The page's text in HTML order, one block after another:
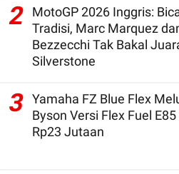
2
MotoGP 2026 Inggris:
Tradisi, Marc Marquez
Bezzecchi Tak Bakal Juara
Silverstone
3 Yamaha FZ Blue Flex
Byson Versi Flex Fuel
Rp23 Jutaan